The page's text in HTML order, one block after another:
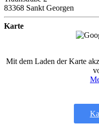
83368 Sankt Georgen
Karte
Mit dem Laden der Karte